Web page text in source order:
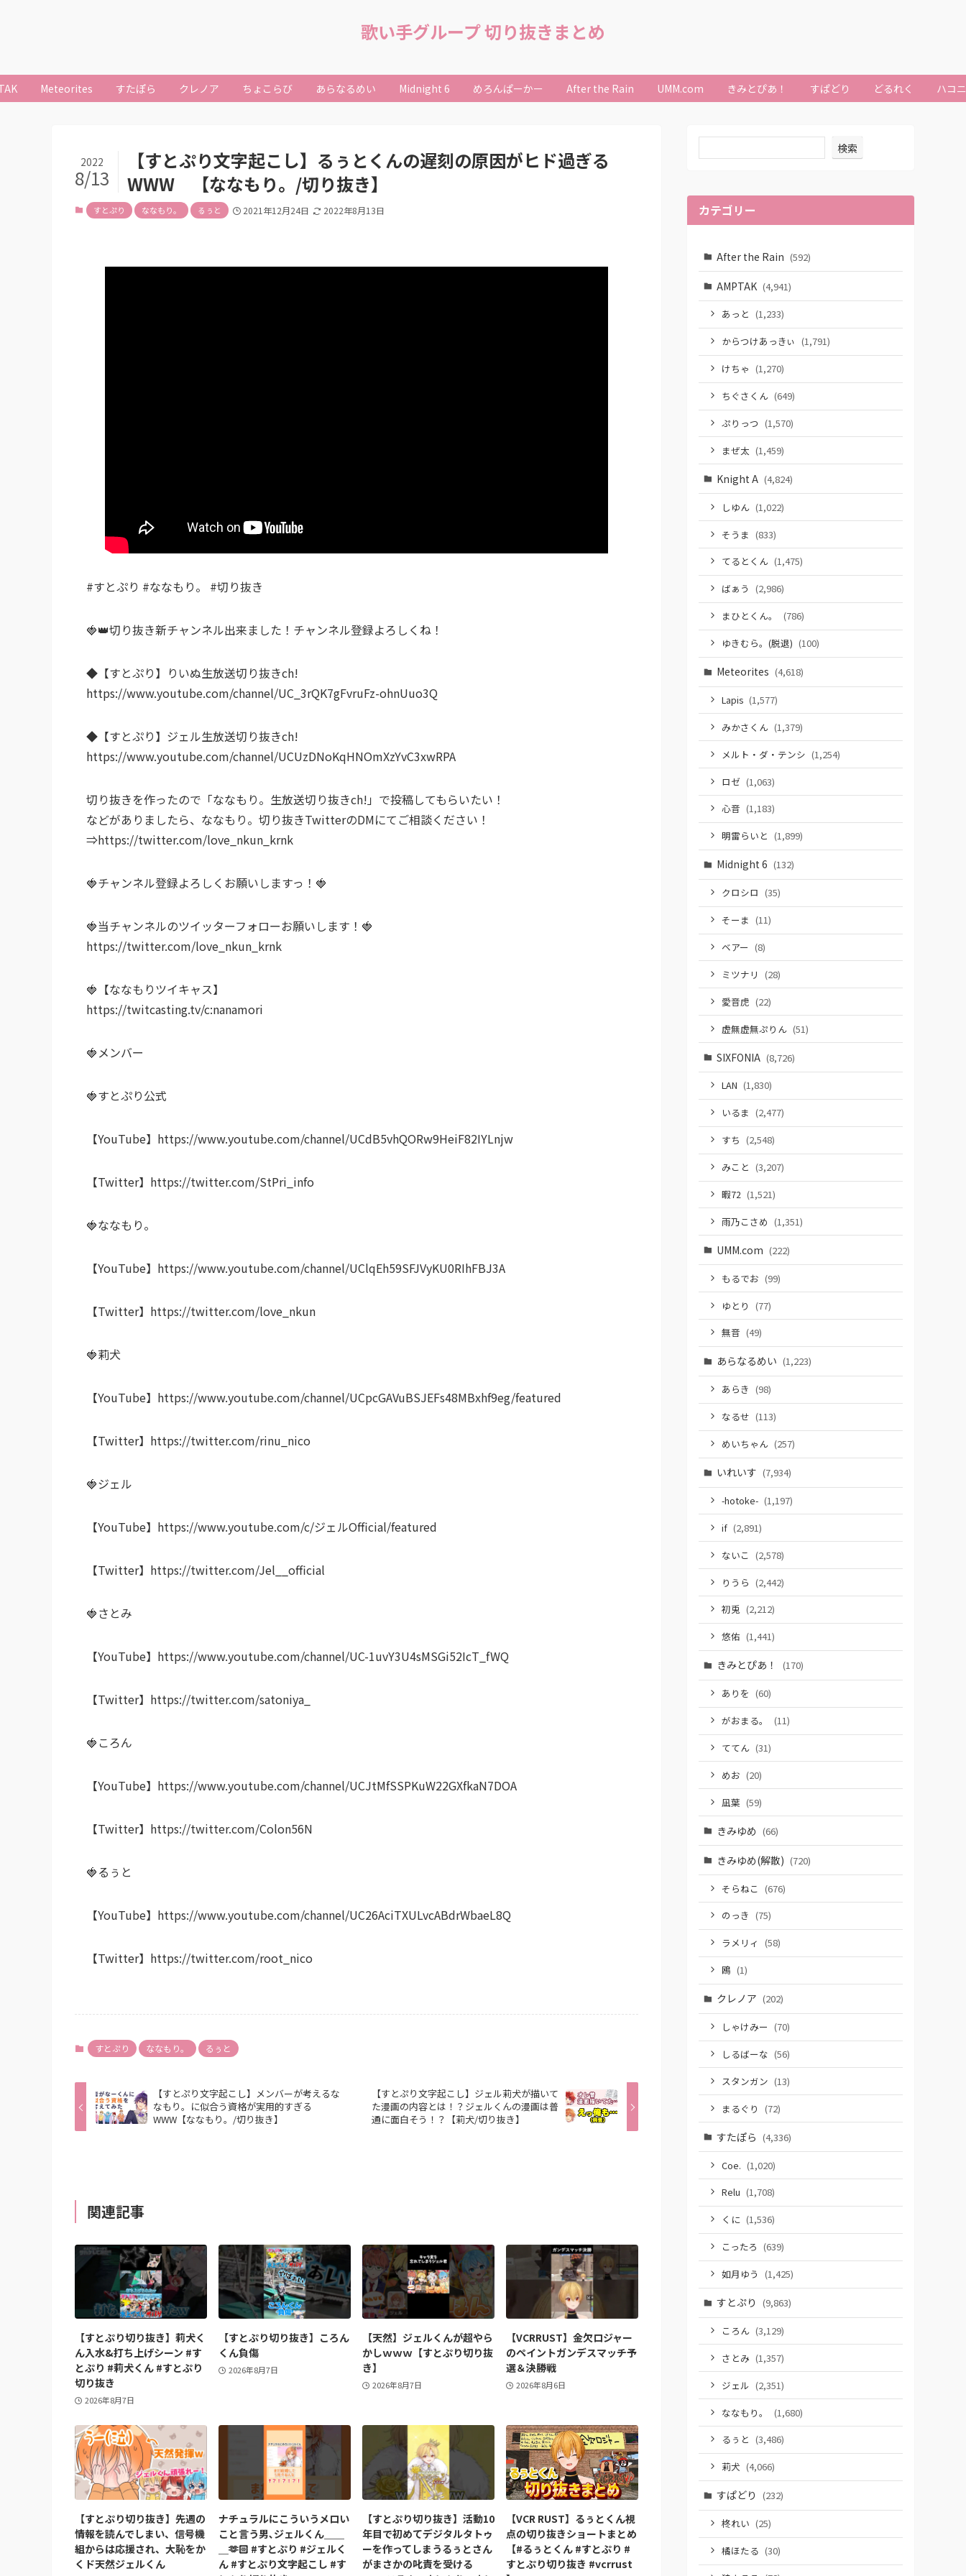
歌い手グループ 切り抜きまとめ
Meteorites すたぽら クレノア ちょこらび あらなるめい Midnight 6 めろんぱーかー After the Rain UMM.com きみとぴあ！ すぱどり どるれく ハコ
【すとぷり文字起こし】るぅとくんの遅刻の原因がヒド過ぎる
WWW 【ななもり。/切り抜き】
2022
8/13
すとぷり ななもり。 るぅと 2021年12月24日 2022年8月13日
#すとぷり #ななもり。 #切り抜き
🍓👑切り抜き新チャンネル出来ました！チャンネル登録よろしくね！
◆【すとぷり】りいぬ生放送切り抜きch!
https://www.youtube.com/channel/UC_3rQK7gFvruFz-ohnUuo3Q
◆【すとぷり】ジェル生放送切り抜きch!
https://www.youtube.com/channel/UCUzDNoKqHNOmXzYvC3xwRPA
切り抜きを作ったので「ななもり。生放送切り抜きch!」で投稿してもらいたい！
などがありましたら、ななもり。切り抜きTwitterのDMにてご相談ください！
⇒https://twitter.com/love_nkun_krnk
🍓チャンネル登録よろしくお願いしますっ！🍓
🍓当チャンネルのツイッターフォローお願いします！🍓
https://twitter.com/love_nkun_krnk
🍓【ななもりツイキャス】
https://twitcasting.tv/c:nanamori
🍓メンバー
🍓すとぷり公式
【YouTube】https://www.youtube.com/channel/UCdB5vhQORw9HeiF82IYLnjw
【Twitter】https://twitter.com/StPri_info
🍓ななもり。
【YouTube】https://www.youtube.com/channel/UClqEh59SFJVyKU0RIhFBJ3A
【Twitter】https://twitter.com/love_nkun
🍓莉犬
【YouTube】https://www.youtube.com/channel/UCpcGAVuBSJEFs48MBxhf9eg/featured
【Twitter】https://twitter.com/rinu_nico
🍓ジェル
【YouTube】https://www.youtube.com/c/ジェルOfficial/featured
【Twitter】https://twitter.com/Jel__official
🍓さとみ
【YouTube】https://www.youtube.com/channel/UC-1uvY3U4sMSGi52IcT_fWQ
【Twitter】https://twitter.com/satoniya_
🍓ころん
【YouTube】https://www.youtube.com/channel/UCJtMfSSPKuW22GXfkaN7DOA
【Twitter】https://twitter.com/Colon56N
🍓るぅと
【YouTube】https://www.youtube.com/channel/UC26AciTXULvcABdrWbaeL8Q
【Twitter】https://twitter.com/root_nico
すとぷり ななもり。 るぅと
【すとぷり文字起こし】メンバーが考えるな
なもり。に似合う資格が実用的すぎる
WWW【ななもり。/切り抜き】
【すとぷり文字起こし】ジェル莉犬が描いて
た漫画の内容とは！？ジェルくんの漫画は普
通に面白そう！？【莉犬/切り抜き】
関連記事
【すとぷり切り抜き】莉犬く
ん入水&打ち上げシーン #す
とぷり #莉犬くん #すとぷり
切り抜き
2026年8月7日
【すとぷり切り抜き】ころん
くん負傷
2026年8月7日
【天然】ジェルくんが超やら
かしｗｗｗ【すとぷり切り抜
き】
2026年8月7日
【VCRRUST】金欠ロジャー
のペイントガンデスマッチ予
選＆決勝戦
2026年8月6日
【すとぷり切り抜き】先週の
情報を読んでしまい、信号機
組からは応援され、大恥をか
くド天然ジェルくん
ナチュラルにこういうメロい
こと言う男､ジェルくん＿＿
＿🫶🏻 #すとぷり #ジェルく
ん #すとぷり文字起こし #す
【すとぷり切り抜き】活動10
年目で初めてデジタルタトゥ
ーを作ってしまうるぅとさん
がまさかの叱責を受ける
【VCR RUST】るぅとくん視
点の切り抜きショートまとめ
【#るぅとくん #すとぷり #
すとぷり切り抜き #vcrrust
検索
カテゴリー
After the Rain (592)
AMPTAK (4,941)
あっと (1,233)
からつけあっきぃ (1,791)
けちゃ (1,270)
ちぐさくん (649)
ぷりっつ (1,570)
まぜ太 (1,459)
Knight A (4,824)
しゆん (1,022)
そうま (833)
てるとくん (1,475)
ばぁう (2,986)
まひとくん。
(786)
ゆきむら。(脱退) (100)
Meteorites (4,618)
Lapis (1,577)
みかさくん (1,379)
メルト・ダ・テンシ (1,254)
ロゼ (1,063)
心音 (1,183)
明雷らいと (1,899)
Midnight 6 (132)
クロシロ (35)
そーま (11)
ベアー (8)
ミツナリ (28)
愛音虎 (22)
虚無虚無ぷりん (51)
SIXFONIA (8,726)
LAN (1,830)
いるま (2,477)
すち (2,548)
みこと (3,207)
暇72 (1,521)
雨乃こさめ (1,351)
UMM.com (222)
もるでお (99)
ゆとり (77)
無音 (49)
あらなるめい (1,223)
あらき (98)
なるせ (113)
めいちゃん (257)
いれいす (7,934)
-hotoke- (1,197)
if (2,891)
ないこ (2,578)
りうら (2,442)
初兎 (2,212)
悠佑 (1,441)
きみとぴあ！ (170)
ありを (60)
がおまる。
(11)
ててん (31)
めお (20)
凪葉 (59)
きみゆめ (66)
きみゆめ(解散) (720)
そらねこ (676)
のっき (75)
ラメリィ (58)
鴎 (1)
クレノア (202)
しゃけみー (70)
しるばーな (56)
スタンガン (13)
まるぐり (72)
すたぽら (4,336)
Coe. (1,020)
Relu (1,708)
くに (1,536)
こったろ (639)
如月ゆう (1,425)
すとぷり (9,863)
ころん (3,129)
さとみ (1,357)
ジェル (2,351)
ななもり。
(1,680)
るぅと (3,486)
莉犬 (4,066)
すぱどり (232)
柊れい (25)
橘ほたる (30)